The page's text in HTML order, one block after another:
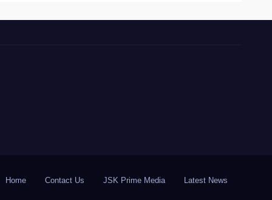
Home Contact Us JSK Prime Media Latest News